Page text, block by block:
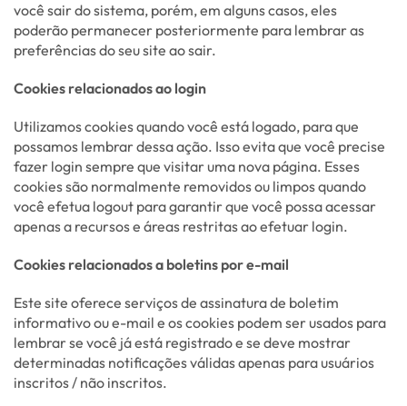
você sair do sistema, porém, em alguns casos, eles
poderão permanecer posteriormente para lembrar as
preferências do seu site ao sair.
Cookies relacionados ao login
Utilizamos cookies quando você está logado, para que
possamos lembrar dessa ação. Isso evita que você precise
fazer login sempre que visitar uma nova página. Esses
cookies são normalmente removidos ou limpos quando
você efetua logout para garantir que você possa acessar
apenas a recursos e áreas restritas ao efetuar login.
Cookies relacionados a boletins por e-mail
Este site oferece serviços de assinatura de boletim
informativo ou e-mail e os cookies podem ser usados para
lembrar se você já está registrado e se deve mostrar
determinadas notificações válidas apenas para usuários
inscritos / não inscritos.